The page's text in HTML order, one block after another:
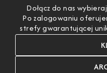
Dołącz do nas
Po zalogowaniu
strefy gwarantującej